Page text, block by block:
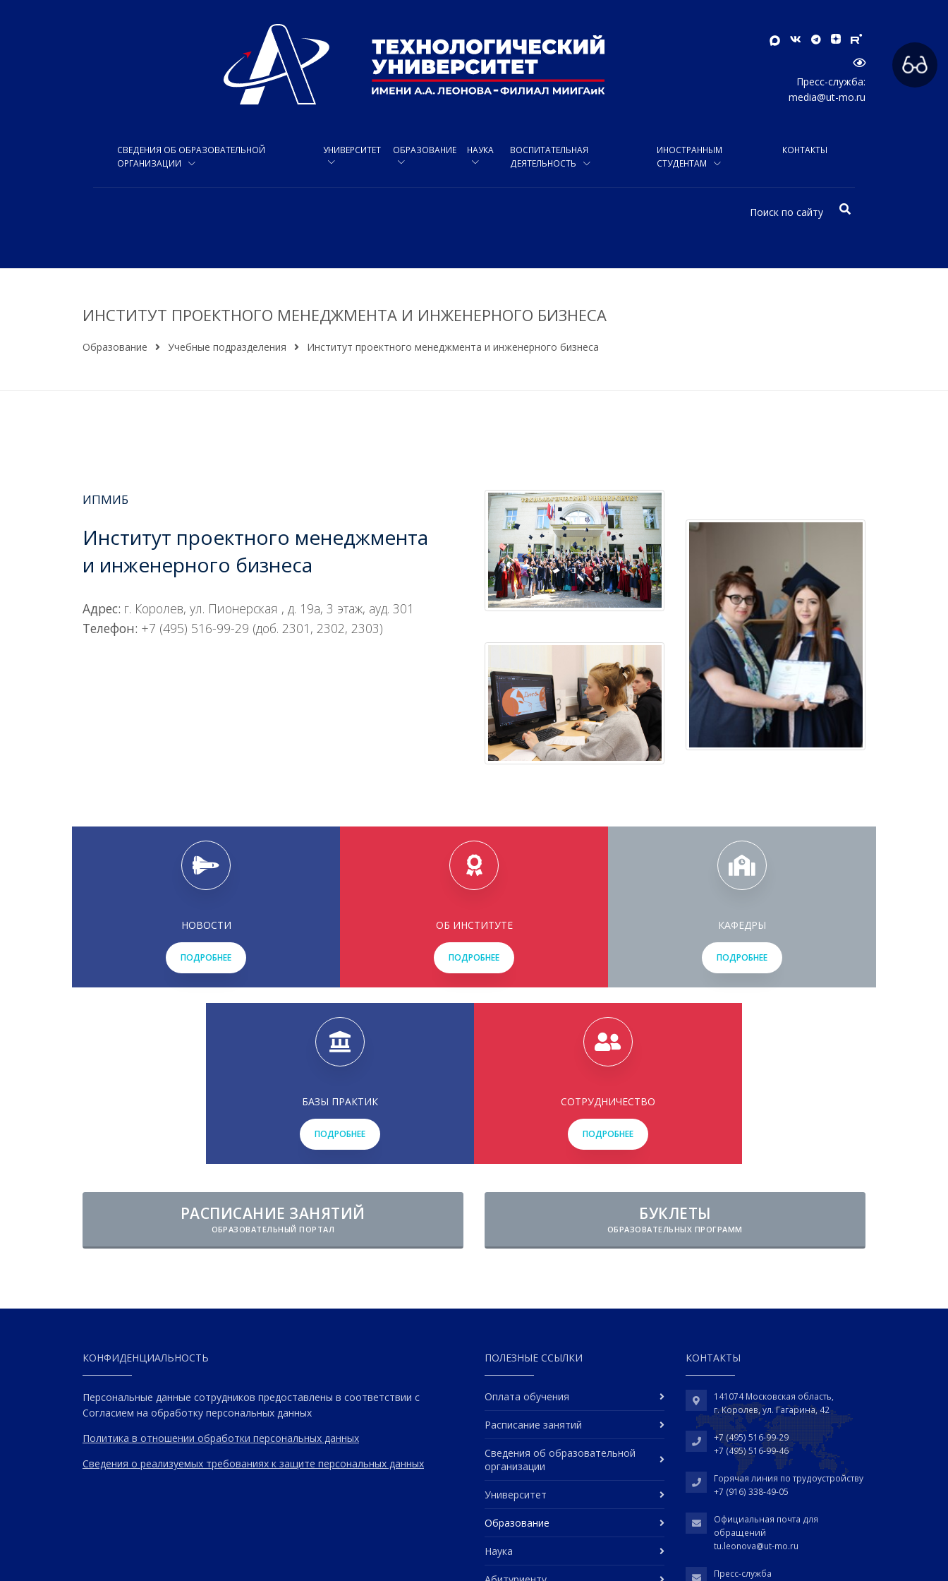
Пресс-служба:
media@ut-mo.ru
СВЕДЕНИЯ ОБ ОБРАЗОВАТЕЛЬНОЙ
ОРГАНИЗАЦИИ
УНИВЕРСИТЕТ ОБРАЗОВАНИЕ НАУКА
ВОСПИТАТЕЛЬНАЯ
ДЕЯТЕЛЬНОСТЬ
ИНОСТРАННЫМ
СТУДЕНТАМ
КОНТАКТЫ
ИНСТИТУТ ПРОЕКТНОГО МЕНЕДЖМЕНТА И ИНЖЕНЕРНОГО БИЗНЕСА
Образование Учебные подразделения Институт проектного менеджмента и инженерного бизнеса
ИПМИБ
Институт проектного менеджмента
и инженерного бизнеса
Адрес: г. Королев, ул. Пионерская , д. 19а, 3 этаж, ауд. 301
Телефон: +7 (495) 516-99-29 (доб. 2301, 2302, 2303)
НОВОСТИ
ПОДРОБНЕЕ
ОБ ИНСТИТУТЕ
ПОДРОБНЕЕ
КАФЕДРЫ
ПОДРОБНЕЕ
БАЗЫ ПРАКТИК
ПОДРОБНЕЕ
СОТРУДНИЧЕСТВО
ПОДРОБНЕЕ
РАСПИСАНИЕ ЗАНЯТИЙ
ОБРАЗОВАТЕЛЬНЫЙ ПОРТАЛ
БУКЛЕТЫ
ОБРАЗОВАТЕЛЬНЫХ ПРОГРАММ
КОНФИДЕНЦИАЛЬНОСТЬ
Персональные данные сотрудников предоставлены в соответствии с
Согласием на обработку персональных данных
Политика в отношении обработки персональных данных
Сведения о реализуемых требованиях к защите персональных данных
ПОЛЕЗНЫЕ ССЫЛКИ
Оплата обучения
Расписание занятий
Сведения об образовательной
организации
Университет
Образование
Наука
КОНТАКТЫ
141074 Московская область,
г. Королев, ул. Гагарина, 42
+7 (495) 516-99-29
+7 (495) 516-99-46
Горячая линия по трудоустройству
+7 (916) 338-49-05
Официальная почта для
обращений
tu.leonova@ut-mo.ru
Пресс-служба